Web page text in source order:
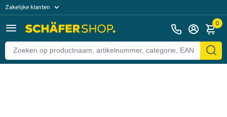
Zakelijke klanten
Particuliere klanten 0
Terug